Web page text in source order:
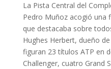
La Pista Central del
Pedro Muñoz acogió una
que destacaba sobre
Hughes Herbert, dueño
figuran 23 títulos ATP en
Challenger, cuatro Grand